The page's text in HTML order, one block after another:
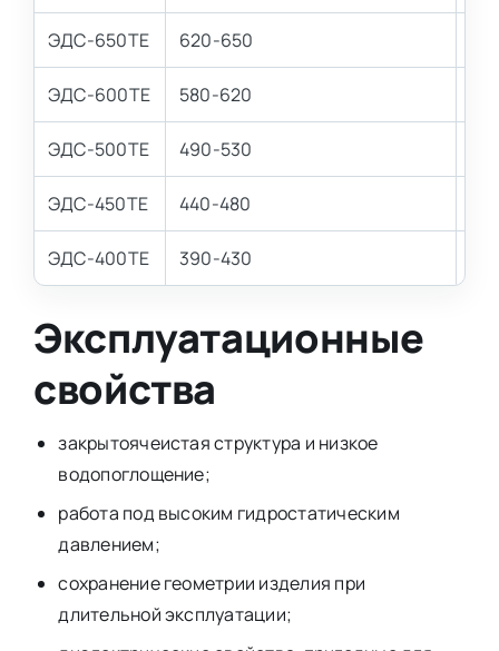
ЭДС-650ТЕ 620-650
ЭДС-600ТЕ 580-620
ЭДС-500ТЕ 490-530
ЭДС-450ТЕ 440-480
ЭДС-400ТЕ 390-430
Эксплуатационные
свойства
закрытоячеистая структура и низкое
водопоглощение;
работа под высоким гидростатическим
давлением;
сохранение геометрии изделия при
длительной эксплуатации;